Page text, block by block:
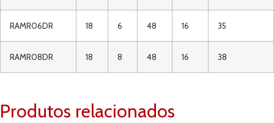
RAMR06DR 18 6 48 16 35
RAMR08DR 18 8 48 16 38
Produtos relacionados